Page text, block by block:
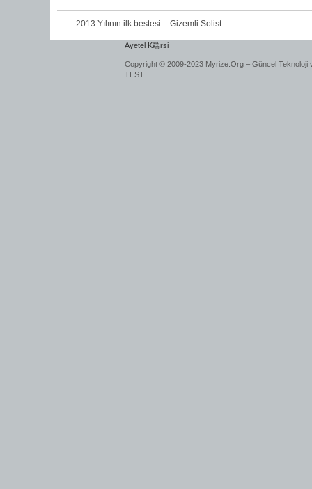
2013 Yılının ilk bestesi – Gizemli Solist
Ayetel K端rsi
Copyright © 2009-2023 Myrize.Org – Güncel Teknoloji
TEST